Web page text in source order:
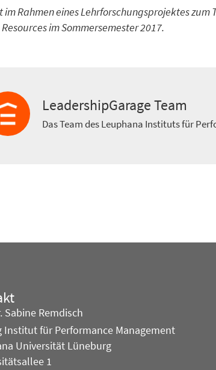
im Rahmen eines Lehrforschungsprojektes
im Sommersemester 2017.
LeadershipGarage Team
Das Team des Leuphana Instituts für
Sabine Remdisch
Institut für Performance Management
Universität Lüneburg
1